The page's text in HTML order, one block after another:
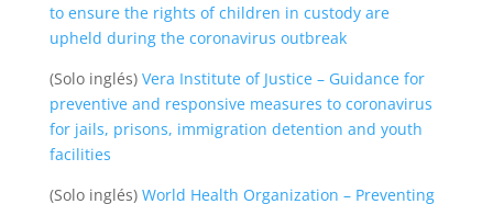
to ensure the rights of children in custody are
upheld during the coronavirus outbreak
(Solo inglés) Vera Institute of Justice – Guidance for
preventive and responsive measures to coronavirus
for jails, prisons, immigration detention and youth
facilities
(Solo inglés) World Health Organization – Preventing